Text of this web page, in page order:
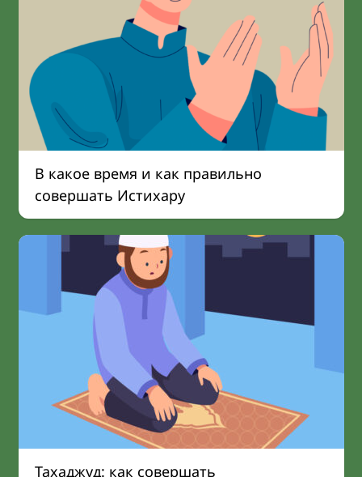
В какое время и как правильно
совершать Истихару
Тахаджуд: как совершать